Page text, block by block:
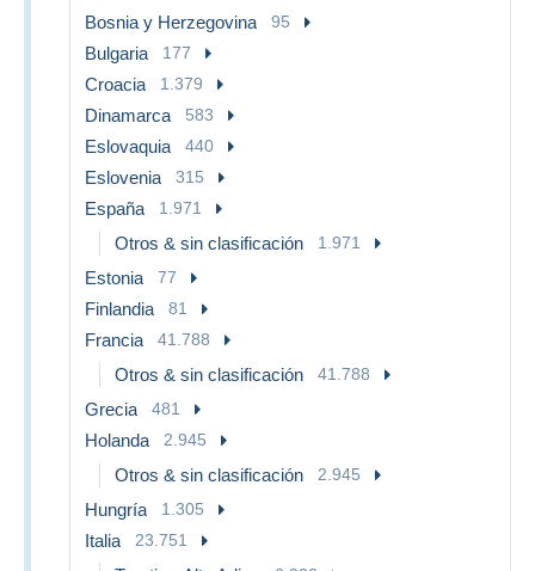
Bosnia y Herzegovina 95
Bulgaria 177
Croacia 1.379
Dinamarca 583
Eslovaquia 440
Eslovenia 315
España 1.971
Otros & sin clasificación 1.971
Estonia 77
Finlandia 81
Francia 41.788
Otros & sin clasificación 41.788
Grecia 481
Holanda 2.945
Otros & sin clasificación 2.945
Hungría 1.305
Italia 23.751